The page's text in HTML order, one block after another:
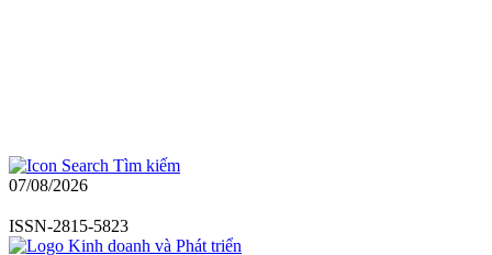
Tìm kiếm
07/08/2026
ISSN-2815-5823